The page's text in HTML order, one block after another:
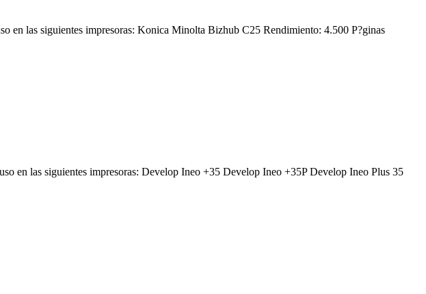
las siguientes impresoras: Konica Minolta Bizhub C25 Rendimiento: 4.500 P?ginas
en las siguientes impresoras: Develop Ineo +35 Develop Ineo +35P Develop Ineo Plus 35